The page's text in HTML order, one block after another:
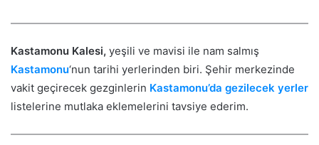
Kastamonu Kalesi, yeşili ve mavisi ile nam salmış
Kastamonu‘nun tarihi yerlerinden biri. Şehir merkezinde
vakit geçirecek gezginlerin Kastamonu’da gezilecek yerler
listelerine mutlaka eklemelerini tavsiye ederim.